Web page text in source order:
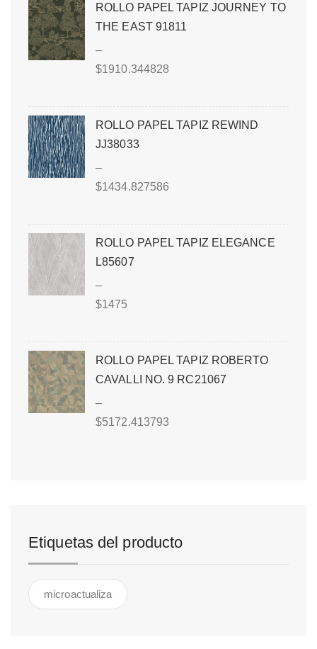
ROLLO PAPEL TAPIZ JOURNEY TO
THE EAST 91811
–
$1910.344828
ROLLO PAPEL TAPIZ REWIND
JJ38033
–
$1434.827586
ROLLO PAPEL TAPIZ ELEGANCE
L85607
–
$1475
ROLLO PAPEL TAPIZ ROBERTO
CAVALLI NO. 9 RC21067
–
$5172.413793
Etiquetas del producto
microactualiza